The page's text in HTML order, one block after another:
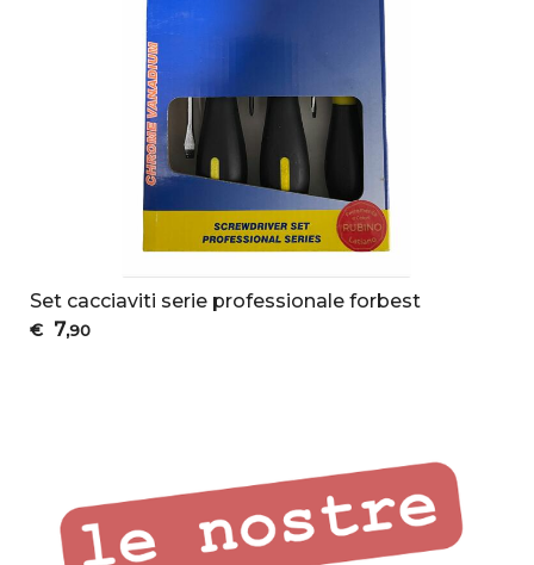
Set cacciaviti serie professionale forbest
€ 7,90